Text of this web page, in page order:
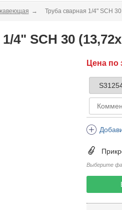
Труба сварная 1/4" SCH
4" SCH 30
Цена по
Выберите